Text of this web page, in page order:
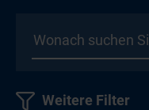
Weitere Filter